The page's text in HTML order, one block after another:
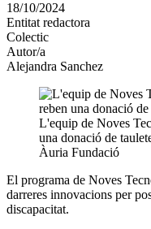
altres
xarxes
socials
18/10/2024
Entitat redactora
Colectic
Autor/a
Alejandra Sanchez
L'equip de Noves
una donació de
Àuria Fundació
El programa de Noves
darreres innovacions per
discapacitat.